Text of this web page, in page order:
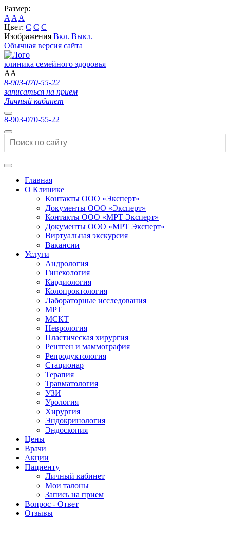
Размер:
A A A
Цвет: C C C
Изображения Вкл. Выкл.
Обычная версия сайта
клиника семейного здоровья
AA
8-903-070-55-22
записаться на прием
Личный кабинет
8-903-070-55-22
Главная
О Клинике
Контакты ООО «Эксперт»
Документы ООО «Эксперт»
Контакты ООО «МРТ Эксперт»
Документы ООО «МРТ Эксперт»
Виртуальная экскурсия
Вакансии
Услуги
Андрология
Гинекология
Кардиология
Колопроктология
Лабораторные исследования
МРТ
МСКТ
Неврология
Пластическая хирургия
Рентген и маммография
Репродуктология
Стационар
Терапия
Травматология
УЗИ
Урология
Хирургия
Эндокринология
Эндоскопия
Цены
Врачи
Акции
Пациенту
Личный кабинет
Мои талоны
Запись на прием
Вопрос - Ответ
Отзывы